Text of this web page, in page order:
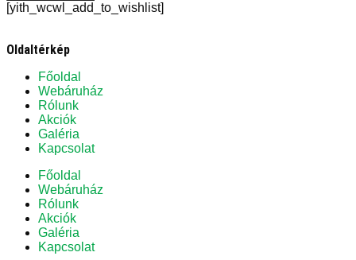
[yith_wcwl_add_to_wishlist]
Oldaltérkép
Főoldal
Webáruház
Rólunk
Akciók
Galéria
Kapcsolat
Főoldal
Webáruház
Rólunk
Akciók
Galéria
Kapcsolat